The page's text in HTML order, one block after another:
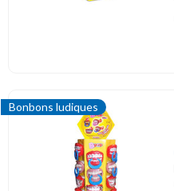
Bonbons ludiques